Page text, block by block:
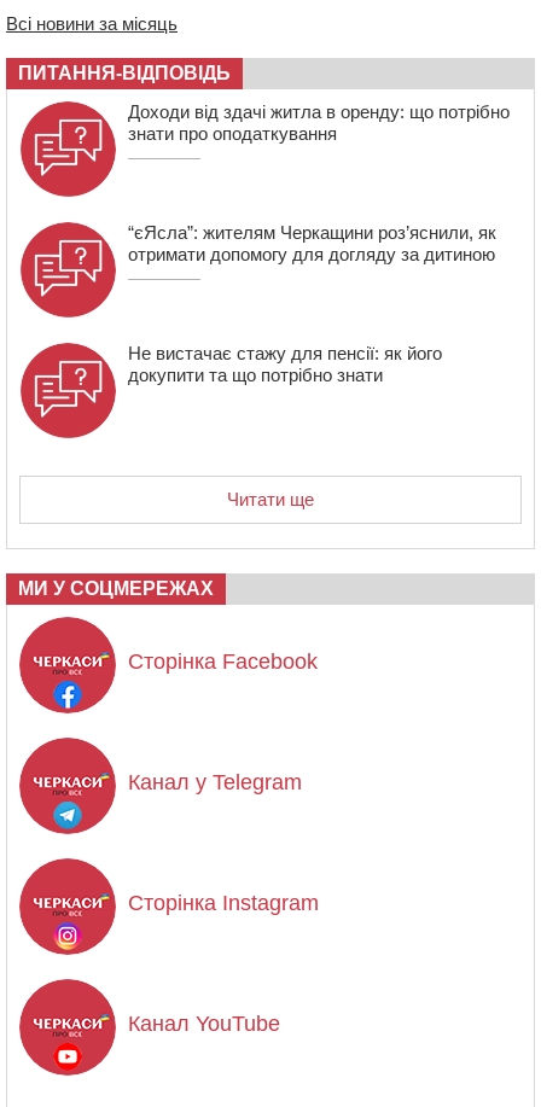
18:07 Боксерка з Черкащини готується до чемпіонату
Європи серед молоді
17:30 На Черкащині державі повернуть понад 2,6 га земель
природно-заповідного фонду
16:55 На Лисянщині проведуть в останню путь
полеглого внаслідок атаки FPV-дрона воїна
Всі новини за місяць
ПИТАННЯ-ВІДПОВІДЬ
Доходи від здачі житла в оренду: що потрібно
знати про оподаткування
“єЯсла”: жителям Черкащини роз’яснили, як
отримати допомогу для догляду за дитиною
Не вистачає стажу для пенсії: як його
докупити та що потрібно знати
Читати ще
МИ У СОЦМЕРЕЖАХ
Сторінка Facebook
Канал у Telegram
Сторінка Instagram
Канал YouTube